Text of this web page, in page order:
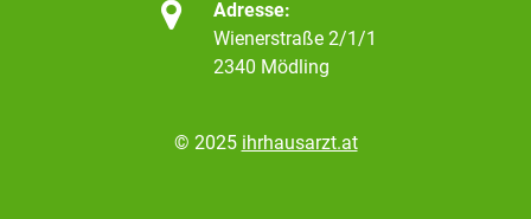

Adresse:
Wienerstraße 2/1/1
2340 Mödling
© 2025 ihrhausarzt.at